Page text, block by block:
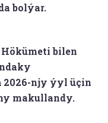
bolýar.
bilen
2026-njy ýyl üçin
makullandy.